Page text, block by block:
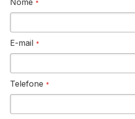
Nome
E-mail
Telefone